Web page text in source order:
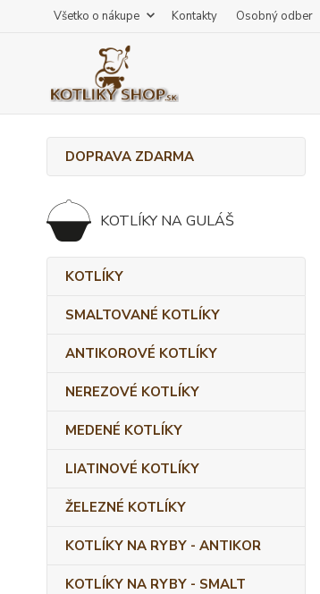
Všetko o nákupe Kontakty Osobný odber
DOPRAVA ZDARMA
KOTLÍKY NA GULÁŠ
KOTLÍKY
SMALTOVANÉ KOTLÍKY
ANTIKOROVÉ KOTLÍKY
NEREZOVÉ KOTLÍKY
MEDENÉ KOTLÍKY
LIATINOVÉ KOTLÍKY
ŽELEZNÉ KOTLÍKY
KOTLÍKY NA RYBY - ANTIKOR
KOTLÍKY NA RYBY - SMALT